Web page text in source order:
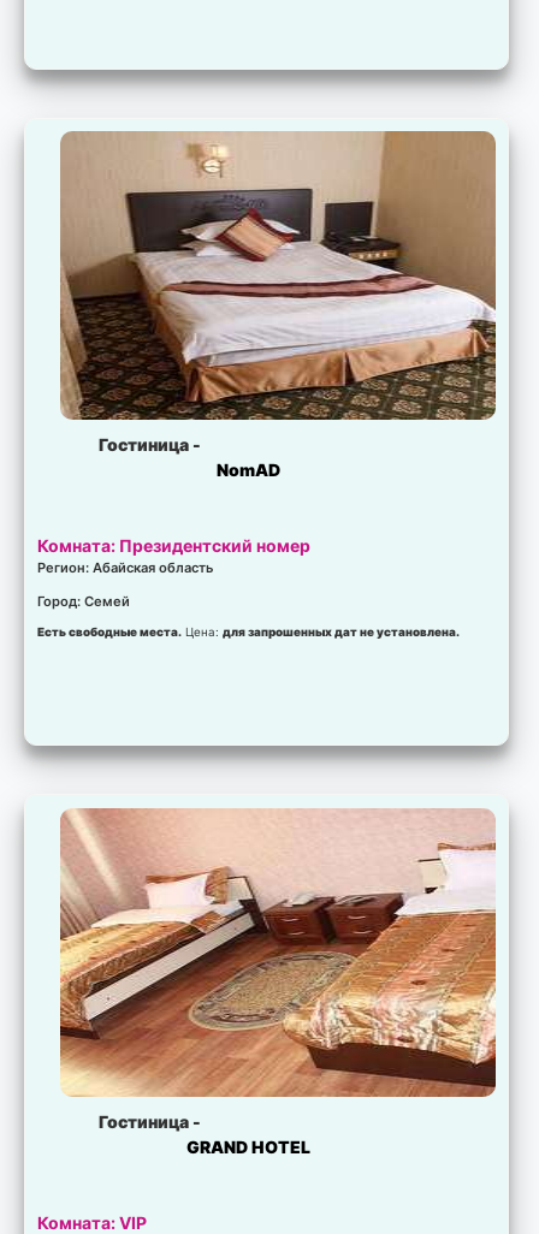
Гостиница -
NomAD
Комната: Президентский номер
Регион: Абайская область
Город: Семей
Есть свободные места. Цена:для запрошенных дат не установлена.
Гостиница -
GRAND HOTEL
Комната: VIP